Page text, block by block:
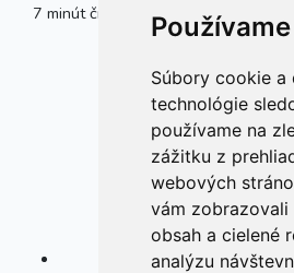
Súbory cookie a
technológie
používame na
zážitku z
webových
vám
obsah a cielené
analýzu
7 minút čítania Zdravie